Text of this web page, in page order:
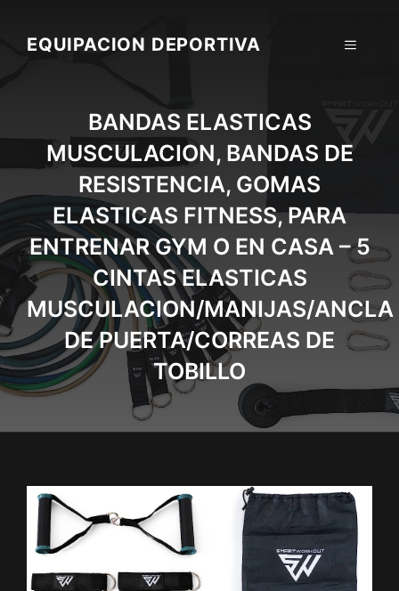
contentEQUIPACION DEPORTIVA MENU
BANDAS ELASTICAS
MUSCULACION, BANDAS DE
RESISTENCIA, GOMAS
ELASTICAS FITNESS, PARA
ENTRENAR GYM O EN CASA – 5
CINTAS ELASTICAS
MUSCULACION/MANIJAS/ANCLA
DE PUERTA/CORREAS DE
TOBILLO